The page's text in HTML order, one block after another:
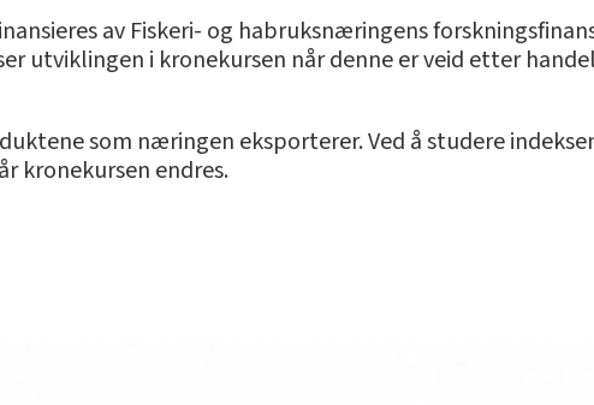
av Fiskeri- og habruksnæringens
utviklingen i kronekursen når denne er veid etter
som næringen eksporterer. Ved å studere
kronekursen endres.